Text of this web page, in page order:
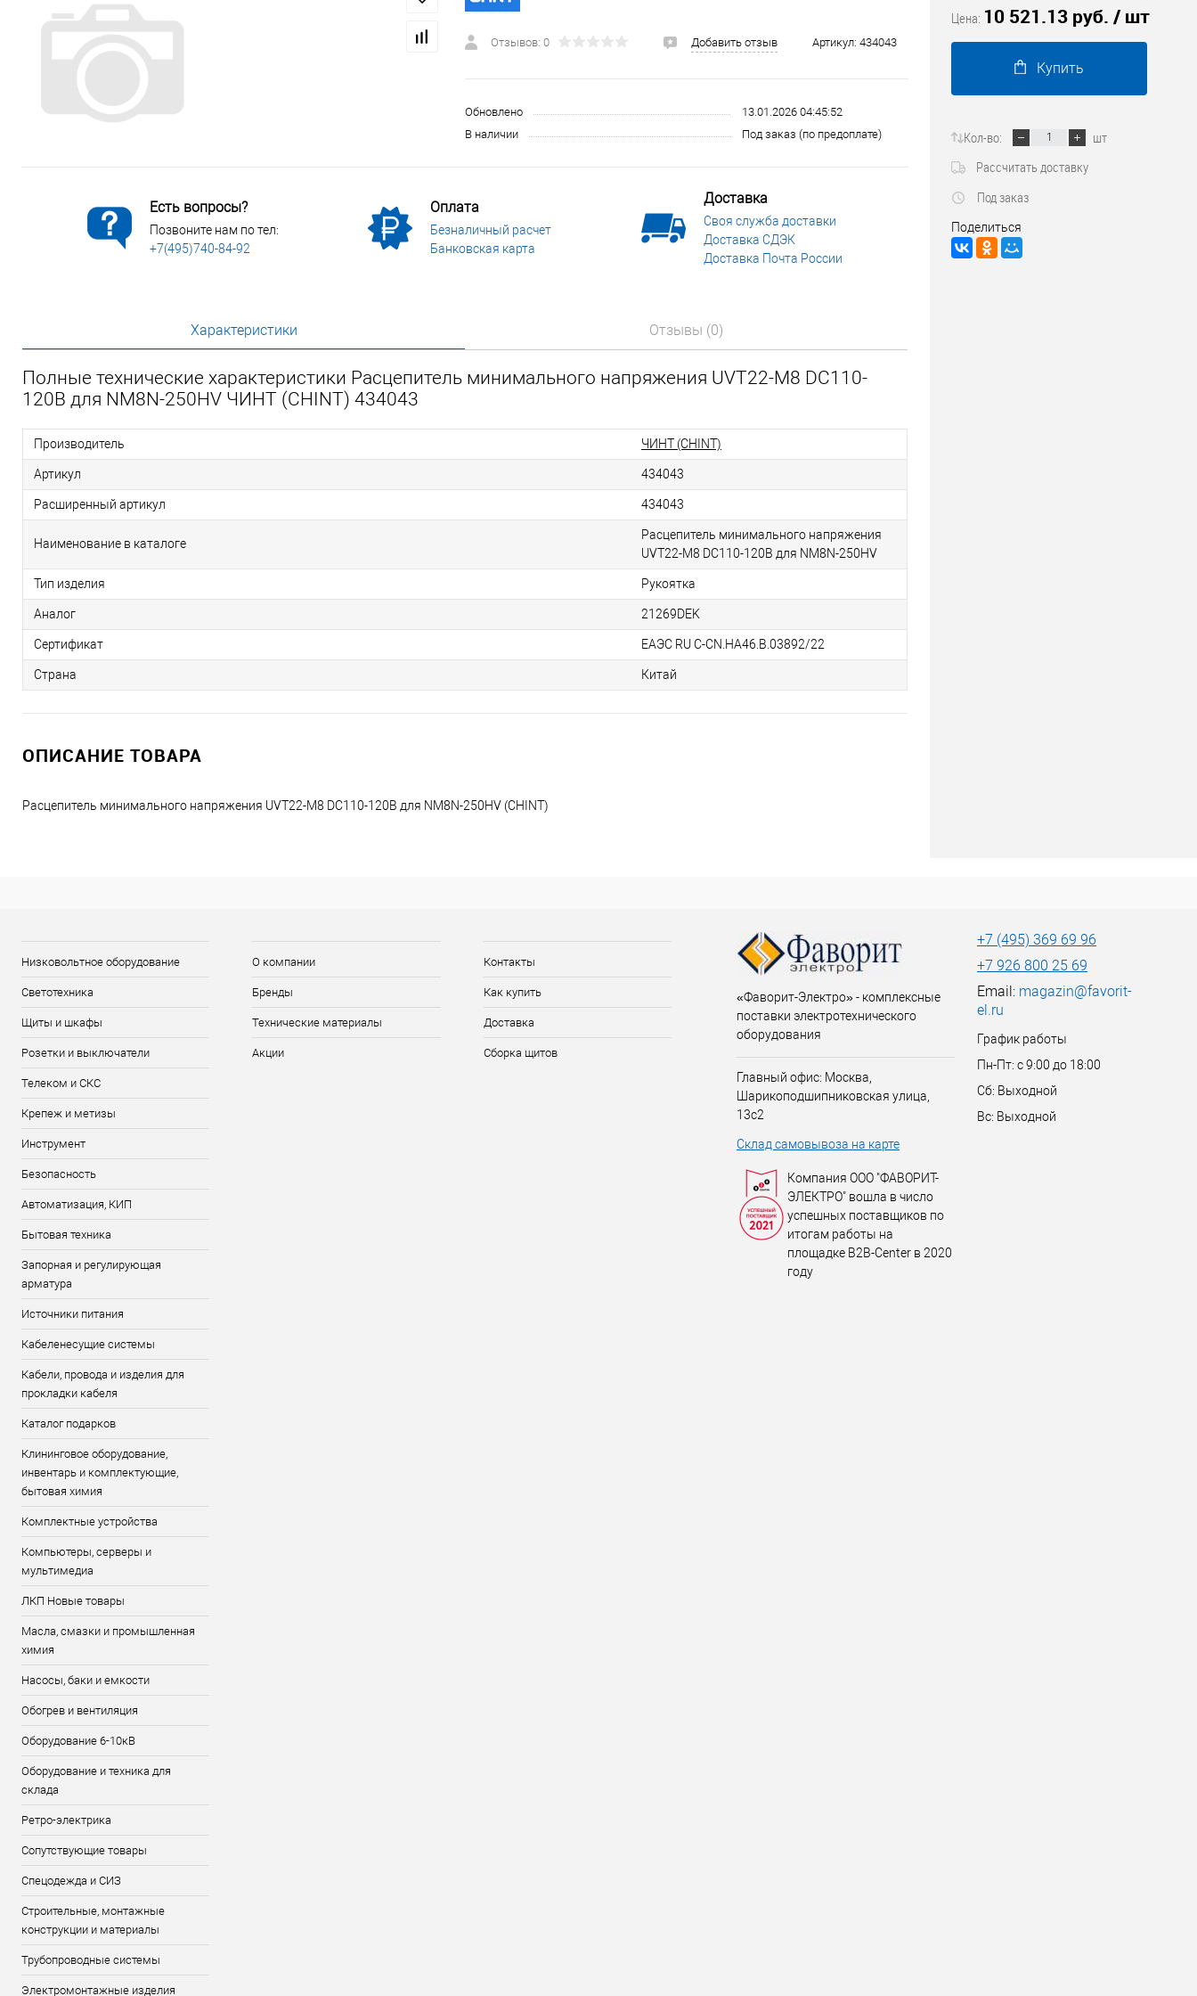
Строительные, монтажные конструкции и материалы Трубопроводные системы
Электромонтажные изделия
Отзывов: 0 Добавить отзыв Артикул: 434043
Обновлено
13.01.2026 04:45:52
В наличии
Под заказ (по предоплате)
Есть вопросы?
Позвоните нам по тел:
+7(495)740-84-92
Оплата
Безналичный расчет
Банковская карта
Доставка
Своя служба доставки
Доставка СДЭК
Доставка Почта России
Характеристики Отзывы (0)
Полные технические характеристики Расцепитель минимального напряжения UVT22-M8 DC110-
120В для NM8N-250HV ЧИНТ (CHINT) 434043
Производитель ЧИНТ (CHINT)
Артикул 434043
Расширенный артикул 434043
Наименование в каталоге
Расцепитель минимального напряжения
UVT22-M8 DC110-120В для NM8N-250HV
Тип изделия Рукоятка
Аналог 21269DEK
Сертификат ЕАЭС RU С-CN.НА46.В.03892/22
Страна Китай
ОПИСАНИЕ ТОВАРА
Расцепитель минимального напряжения UVT22-M8 DC110-120В для NM8N-250HV (CHINT)
Цена: 10 521.13 руб. / шт
Купить
Кол-во:
шт
Рассчитать доставку
Под заказ
Поделиться
Низковольтное оборудование
Светотехника
Щиты и шкафы
Розетки и выключатели
Телеком и СКС
Крепеж и метизы
Инструмент
Безопасность
Автоматизация, КИП
Бытовая техника
Запорная и регулирующая
арматура
Источники питания
Кабеленесущие системы
Кабели, провода и изделия для
прокладки кабеля
Каталог подарков
Клининговое оборудование,
инвентарь и комплектующие,
бытовая химия
Комплектные устройства
Компьютеры, серверы и
мультимедиа
ЛКП Новые товары
Масла, смазки и промышленная
химия
Насосы, баки и емкости
Обогрев и вентиляция
Оборудование 6-10кВ
Оборудование и техника для
склада
Ретро-электрика
Сопутствующие товары
Спецодежда и СИЗ
Строительные, монтажные
конструкции и материалы
Трубопроводные системы
Электромонтажные изделия
О компании
Бренды
Технические материалы
Акции
Контакты
Как купить
Доставка
Сборка щитов
«Фаворит-Электро» - комплексные
поставки электротехнического
оборудования
Главный офис: Москва,
Шарикоподшипниковская улица,
13с2
Склад самовывоза на карте
Компания ООО "ФАВОРИТ-
ЭЛЕКТРО" вошла в число
успешных поставщиков по
итогам работы на
площадке B2B-Center в 2020
году
+7 (495) 369 69 96
+7 926 800 25 69
Email: magazin@favorit-
el.ru
График работы
Пн-Пт: с 9:00 до 18:00
Сб: Выходной
Вс: Выходной